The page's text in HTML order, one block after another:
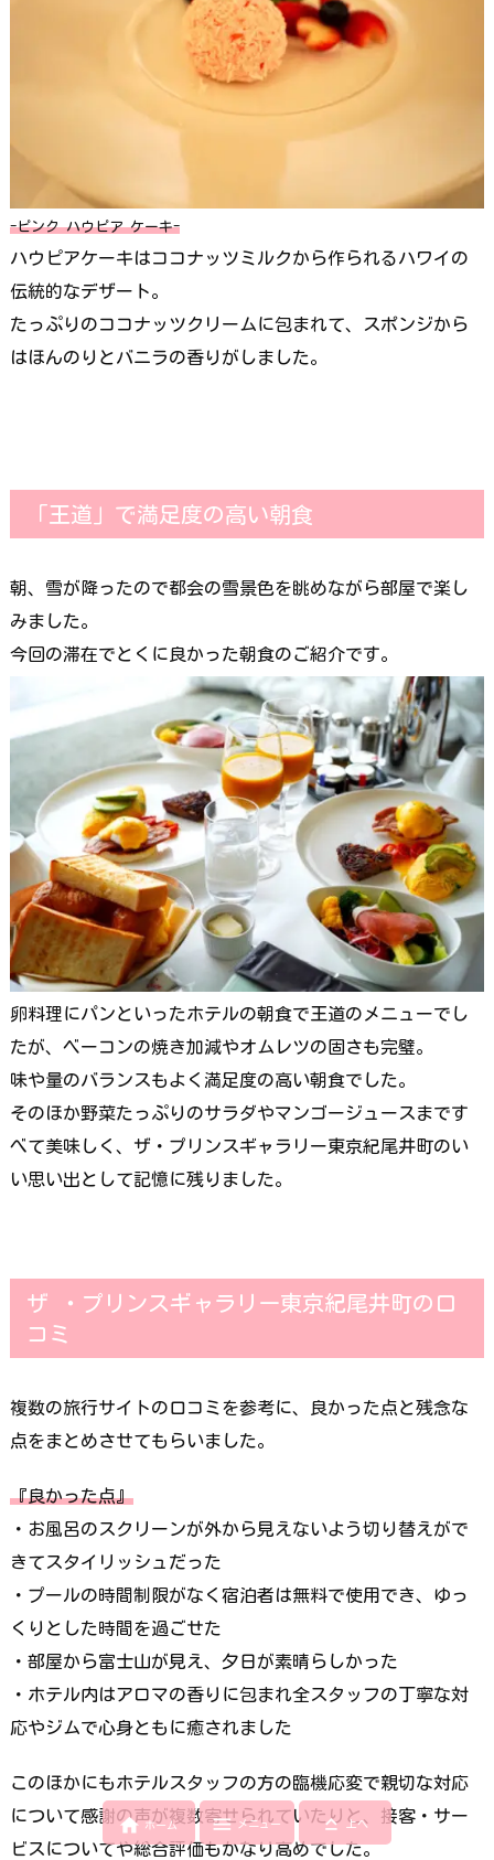
-ピンク ハウピア ケーキ-
ハウピアケーキはココナッツミルクから作られるハワイの
伝統的なデザート。
たっぷりのココナッツクリームに包まれて、スポンジから
はほんのりとバニラの香りがしました。
「王道」で満足度の高い朝食
朝、雪が降ったので都会の雪景色を眺めながら部屋で楽し
みました。
今回の滞在でとくに良かった朝食のご紹介です。
卵料理にパンといったホテルの朝食で王道のメニューでし
たが、ベーコンの焼き加減やオムレツの固さも完璧。
味や量のバランスもよく満足度の高い朝食でした。
そのほか野菜たっぷりのサラダやマンゴージュースまです
べて美味しく、ザ・プリンスギャラリー東京紀尾井町のい
い思い出として記憶に残りました。
ザ ・プリンスギャラリー東京紀尾井町の口
コミ
複数の旅行サイトの口コミを参考に、良かった点と残念な
点をまとめさせてもらいました。
『良かった点』
・お風呂のスクリーンが外から見えないよう切り替えがで
きてスタイリッシュだった
・プールの時間制限がなく宿泊者は無料で使用でき、ゆっ
くりとした時間を過ごせた
・部屋から富士山が見え、夕日が素晴らしかった
・ホテル内はアロマの香りに包まれ全スタッフの丁寧な対
応やジムで心身ともに癒されました
このほかにもホテルスタッフの方の臨機応変で親切な対応
について感謝の声が複数寄せられていたりと、接客・サー
ビスについてや総合評価もかなり高めでした。
 ホーム  メニュー  上へ